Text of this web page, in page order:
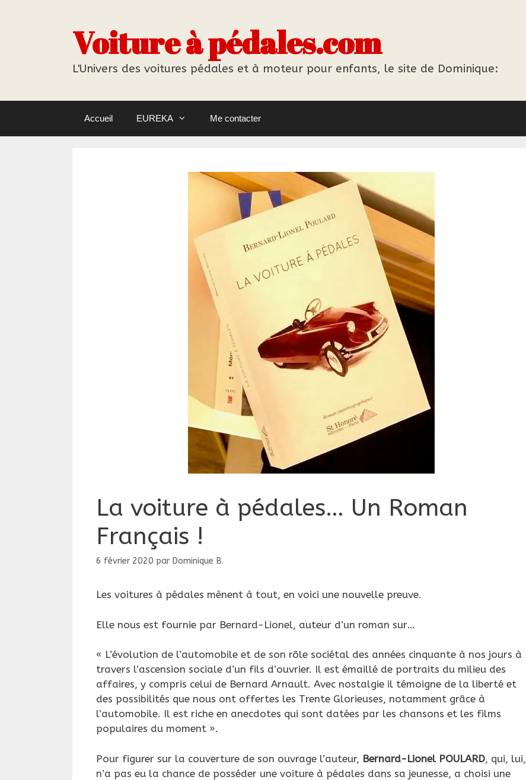
Voiture à pédales.com
L'Univers des voitures pédales et à moteur pour enfants, le site de Dominique:
Accueil EUREKA Me contacter
La voiture à pédales… Un Roman
Français !
6 février 2020 par Dominique B.
Les voitures à pédales mènent à tout, en voici une nouvelle preuve.
Elle nous est fournie par Bernard-Lionel, auteur d’un roman sur…
« L’évolution de l’automobile et de son rôle sociétal des années cinquante à nos jours à
travers l’ascension sociale d’un fils d’ouvrier. Il est émaillé de portraits du milieu des
affaires, y compris celui de Bernard Arnault. Avec nostalgie il témoigne de la liberté et
des possibilités que nous ont offertes les Trente Glorieuses, notamment grâce à
l’automobile. Il est riche en anecdotes qui sont datées par les chansons et les films
populaires du moment ».
Pour figurer sur la couverture de son ouvrage l’auteur, Bernard-Lionel POULARD, qui, lui,
n’a pas eu la chance de posséder une voiture à pédales dans sa jeunesse, a choisi une